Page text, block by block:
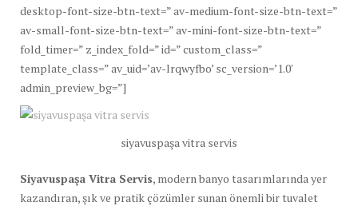
desktop-font-size-btn-text=” av-medium-font-size-btn-text=”
av-small-font-size-btn-text=” av-mini-font-size-btn-text=”
fold_timer=” z_index_fold=” id=” custom_class=”
template_class=” av_uid=’av-lrqwyfbo’ sc_version=’1.0′
admin_preview_bg=”]
siyavuspaşa vitra servis
Siyavuspaşa Vitra Servis, modern banyo tasarımlarında yer
kazandıran, şık ve pratik çözümler sunan önemli bir tuvalet